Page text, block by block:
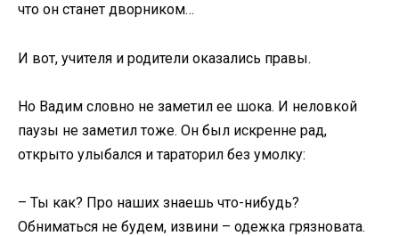
что он станет дворником…
И вот, учителя и родители оказались правы.
Но Вадим словно не заметил ее шока. И неловкой
паузы не заметил тоже. Он был искренне рад,
открыто улыбался и тараторил без умолку:
– Ты как? Про наших знаешь что-нибудь?
Обниматься не будем, извини – одежка грязновата.